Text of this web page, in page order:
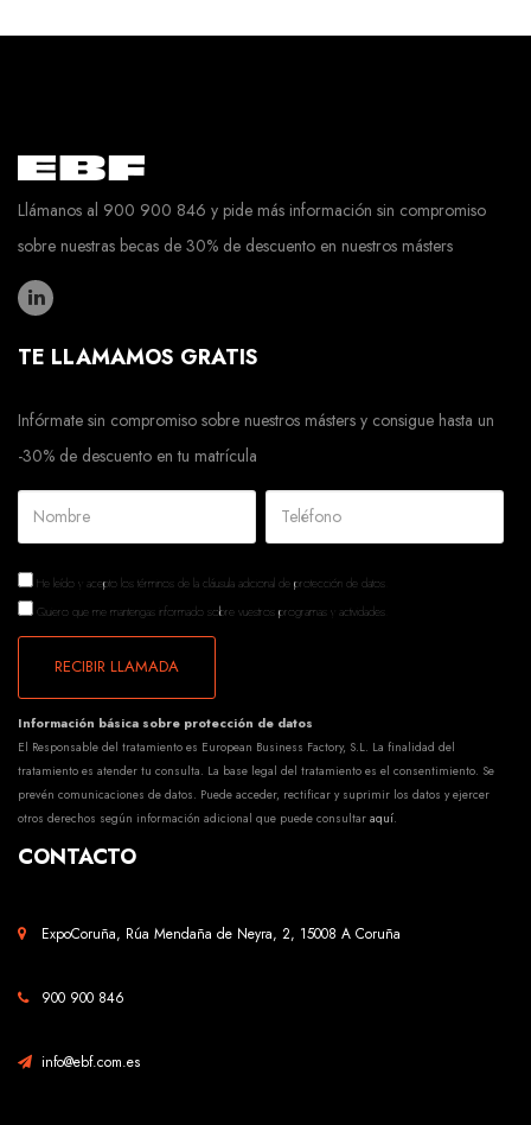
Llámanos al 900 900 846 y pide más información sin compromiso
sobre nuestras becas de 30% de descuento en nuestros másters
TE LLAMAMOS GRATIS
Infórmate sin compromiso sobre nuestros másters y consigue hasta un
-30% de descuento en tu matrícula
He leído y acepto los términos de la cláusula adicional de protección de datos.
Quiero que me mantengas informado sobre vuestros programas y actividades.
RECIBIR LLAMADA
Información básica sobre protección de datos
El Responsable del tratamiento es European Business Factory, S.L. La finalidad del
tratamiento es atender tu consulta. La base legal del tratamiento es el consentimiento. Se
prevén comunicaciones de datos. Puede acceder, rectificar y suprimir los datos y ejercer
otros derechos según información adicional que puede consultar aquí.
CONTACTO
ExpoCoruña, Rúa Mendaña de Neyra, 2, 15008 A Coruña
900 900 846
info@ebf.com.es